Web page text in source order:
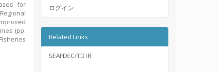
for
(pp.
ログイン
Related Links
SEAFDEC/TD IR